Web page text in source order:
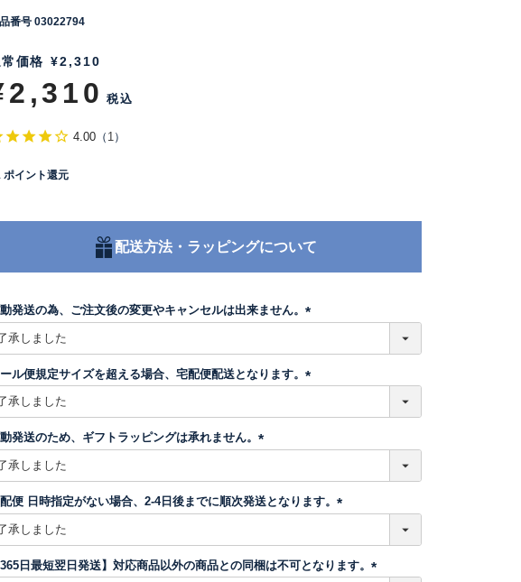
番号 03022794
価格 ¥2,310
2,310 税込
4.00 （ 1）
ポイント還元
配送方法・ラッピングについて
発送の為、ご注文後の変更やキャンセルは出来ません。
)
ール便規定サイズを超える場合、宅配便配送となります。
)
発送のため、ギフトラッピングは承れません。
須
)
便 日時指定がない場合、2-4日後までに順次発送となります。
須
)
365日最短翌日発送】対応商品以外の商品との同梱は不可となります。